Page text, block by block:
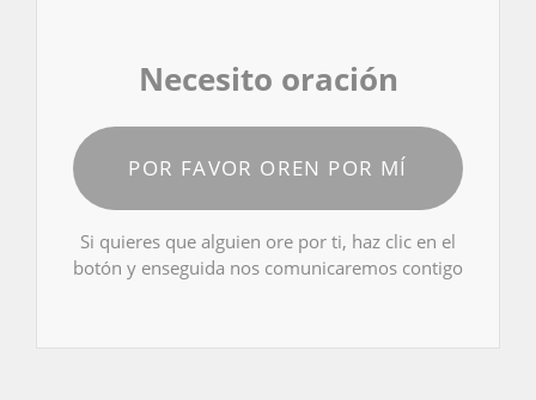
Necesito oración
POR FAVOR OREN POR MÍ
Si quieres que alguien ore por ti, haz clic en el
botón y enseguida nos comunicaremos contigo